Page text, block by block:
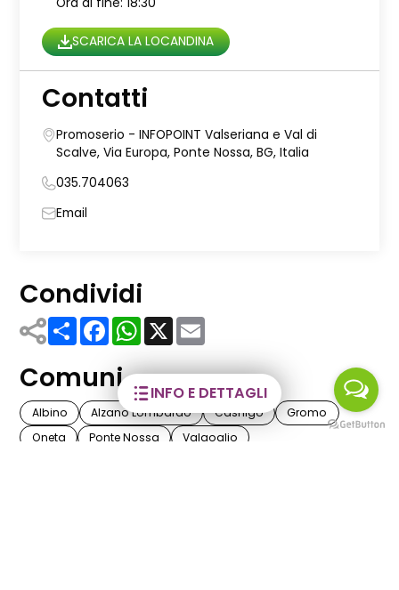
INFO E DETTAGLI
Ora di fine: 18:30
SCARICA LA LOCANDINA
Contatti
Promoserio - INFOPOINT Valseriana e Val di
Scalve, Via Europa, Ponte Nossa, BG, Italia
035.704063
Email
Condividi
ShareFacebook
WhatsApp
X
Comuni
Albino Alzano Lombardo Casnigo
Gromo
Oneta
Ponte Nossa Valgoglio